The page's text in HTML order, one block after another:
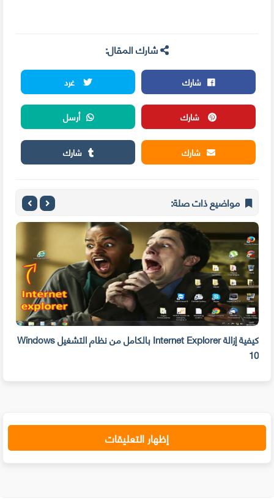
شارك المقال:
شارك
غرد
شارك
أرسل
شارك
شارك
مواضيع ذات صلة:
كيفية إزالة Internet Explorer بالكامل من نظام التشغيل Windows
10
إظهار التعليقات